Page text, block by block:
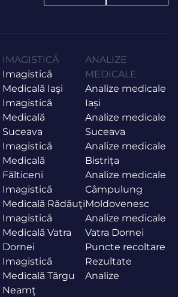
IMAGISTICĂ
Imagistică
Medicală Iaşi
Imagistică
Medicală
Suceava
Imagistică
Medicală
Fălticeni
Imagistică
Medicală Rădăuţi
Imagistică
Medicală Vatra
Dornei
Imagistică
Medicală Târgu
Neamţ
ANALIZE
MEDICALE
Analize medicale
Iași
Analize medicale
Suceava
Analize medicale
Bistrița
Analize medicale
Câmpulung
Moldovenesc
Analize medicale
Vatra Dornei
Puncte recoltare
Rezultate
Analize